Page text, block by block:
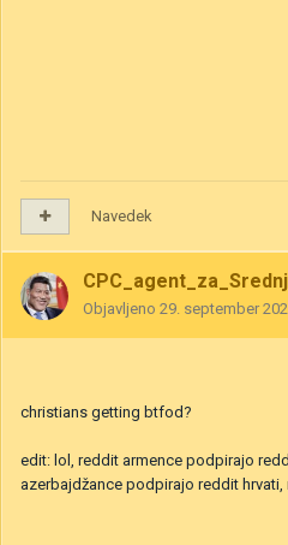
Navedek
Objavljeno 29. september
christians getting btfod?
edit: lol, reddit armence podpirajo
azerbajdžance podpirajo reddit hrvati,